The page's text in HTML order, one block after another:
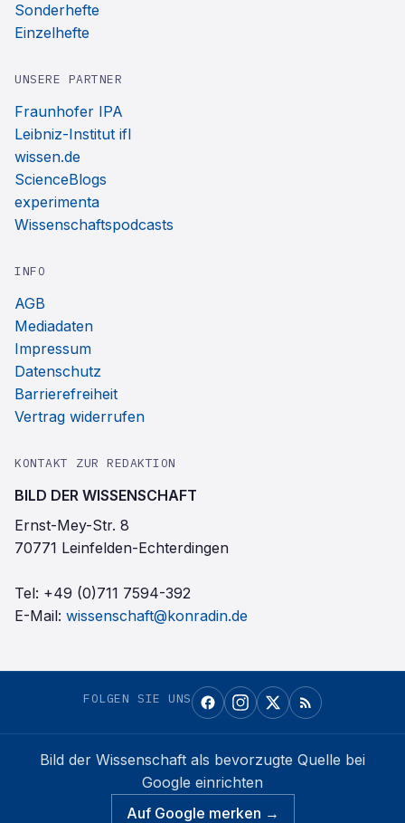
Sonderhefte
Einzelhefte
UNSERE PARTNER
Fraunhofer IPA
Leibniz-Institut ifl
wissen.de
ScienceBlogs
experimenta
Wissenschaftspodcasts
INFO
AGB
Mediadaten
Impressum
Datenschutz
Barrierefreiheit
Vertrag widerrufen
KONTAKT ZUR REDAKTION
BILD DER WISSENSCHAFT
Ernst-Mey-Str. 8
70771 Leinfelden-Echterdingen
Tel: +49 (0)711 7594-392
E-Mail: wissenschaft@konradin.de
FOLGEN SIE UNS
Bild der Wissenschaft als bevorzugte Quelle bei
Google einrichten
Auf Google merken →